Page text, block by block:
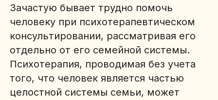
Зачастую бывает трудно помочь
человеку при психотерапевтическом
консультировании, рассматривая его
отдельно от его семейной системы.
Психотерапия, проводимая без учета
того, что человек является частью
целостной системы семьи, может